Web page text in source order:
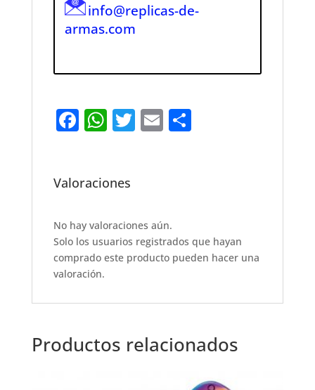
info@replicas-de-
armas.com
F
e
o
o
k
W
s
p
p
T E S
Valoraciones
No hay valoraciones aún.
Solo los usuarios registrados que hayan
comprado este producto pueden hacer una
valoración.
Productos relacionados